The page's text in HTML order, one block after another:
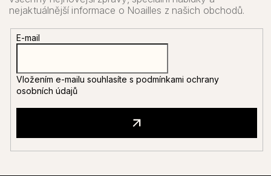
E-mail
Vložením e-mailu souhlasíte s podmínkami ochrany
osobních údajů